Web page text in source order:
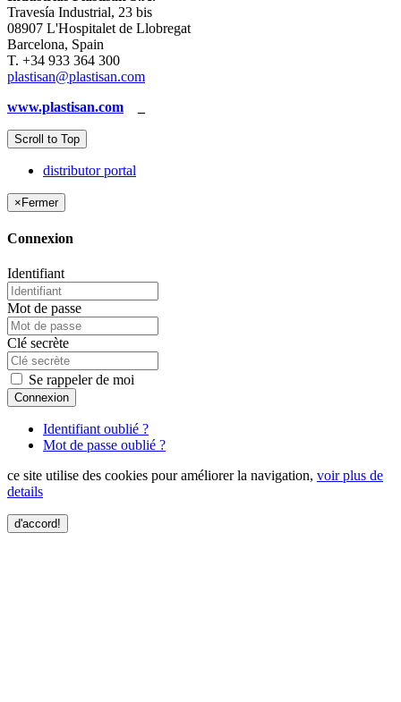
Travesía Industrial, 23 bis
08907 L'Hospitalet de Llobregat
Barcelona, Spain
T. +34 933 364 300
plastisan@plastisan.com
www.plastisan.com
Scroll to Top
distributor portal
×Fermer
Connexion
Identifiant
Mot de passe
Clé secrète
Se rappeler de moi
Connexion
Identifiant oublié ?
Mot de passe oublié ?
ce site utilise des cookies pour améliorer la navigation, voir plus de
details
d'accord!